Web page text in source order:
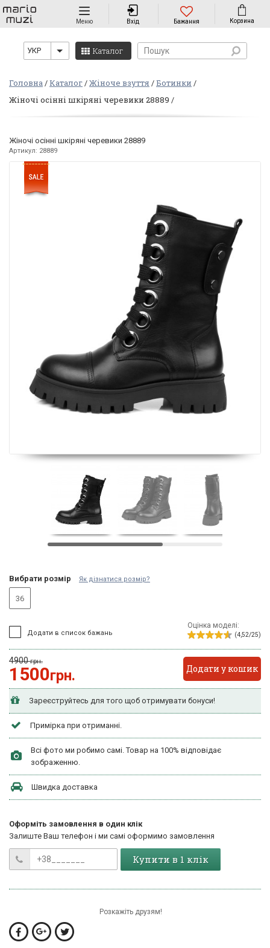
Навігація
Меню Вхід Бажання Корзина
УКР Каталог
Головна Каталог Жіноче взуття
Ботинки
Жіночі осінні шкіряні черевики 28889
Жіночі осінні шкіряні черевики 28889
Артикул: 28889
Вибрати розмір Як дізнатися розмір?
36
Додати в список бажань
Оцінка моделі:
(4,52/25)
4900грн.
1500грн. Додати у кошик
Зареєструйтесь для того щоб отримувати бонуси!
Примірка при отриманні.
Всі фото ми робимо самі. Товар на 100% відповідає
зображенню.
Швидка доставка
Оформіть замовлення в один клік
Залиште Ваш телефон і ми самі оформимо замовлення
Купити в 1 клік
Розкажіть друзям!